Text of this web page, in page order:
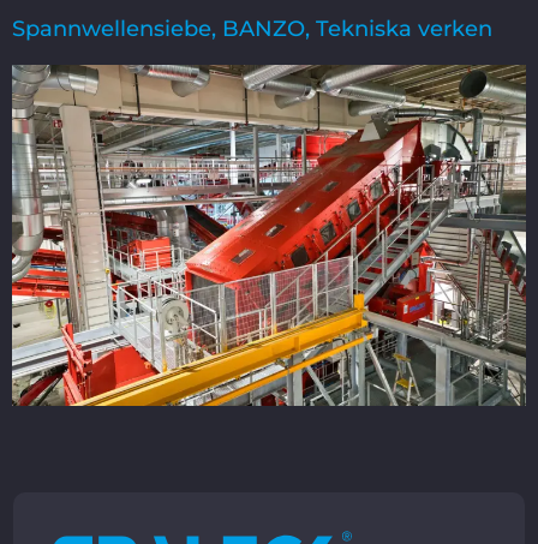
Spannwellensiebe, BANZO, Tekniska verken